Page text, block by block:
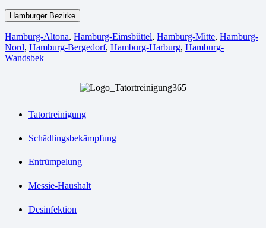
Hamburger Bezirke
Hamburg-Altona, Hamburg-Eimsbüttel, Hamburg-Mitte, Hamburg-
Nord, Hamburg-Bergedorf, Hamburg-Harburg, Hamburg-
Wandsbek
Tatortreinigung
Schädlingsbekämpfung
Entrümpelung
Messie-Haushalt
Desinfektion